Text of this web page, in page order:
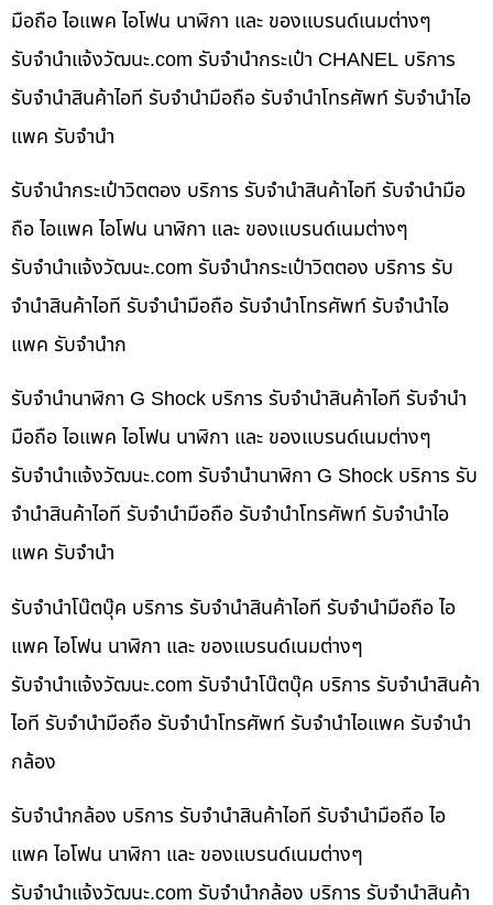
มือถือ ไอแพค ไอโฟน นาฬิกา และ ของแบรนด์เนมต่างๆ
รับจํานําแจ้งวัฒนะ.com รับจำนำกระเป๋า CHANEL บริการ
รับจำนำสินค้าไอที รับจำนำมือถือ รับจำนำโทรศัพท์ รับจำนำไอ
แพค รับจำนำ
รับจำนำกระเป๋าวิตตอง บริการ รับจำนำสินค้าไอที รับจำนำมือ
ถือ ไอแพค ไอโฟน นาฬิกา และ ของแบรนด์เนมต่างๆ
รับจํานําแจ้งวัฒนะ.com รับจำนำกระเป๋าวิตตอง บริการ รับ
จำนำสินค้าไอที รับจำนำมือถือ รับจำนำโทรศัพท์ รับจำนำไอ
แพค รับจำนำก
รับจำนำนาฬิกา G Shock บริการ รับจำนำสินค้าไอที รับจำนำ
มือถือ ไอแพค ไอโฟน นาฬิกา และ ของแบรนด์เนมต่างๆ
รับจํานําแจ้งวัฒนะ.com รับจำนำนาฬิกา G Shock บริการ รับ
จำนำสินค้าไอที รับจำนำมือถือ รับจำนำโทรศัพท์ รับจำนำไอ
แพค รับจำนำ
รับจำนำโน๊ตบุ๊ค บริการ รับจำนำสินค้าไอที รับจำนำมือถือ ไอ
แพค ไอโฟน นาฬิกา และ ของแบรนด์เนมต่างๆ
รับจํานําแจ้งวัฒนะ.com รับจำนำโน๊ตบุ๊ค บริการ รับจำนำสินค้า
ไอที รับจำนำมือถือ รับจำนำโทรศัพท์ รับจำนำไอแพค รับจำนำ
กล้อง
รับจำนำกล้อง บริการ รับจำนำสินค้าไอที รับจำนำมือถือ ไอ
แพค ไอโฟน นาฬิกา และ ของแบรนด์เนมต่างๆ
รับจํานําแจ้งวัฒนะ.com รับจำนำกล้อง บริการ รับจำนำสินค้า